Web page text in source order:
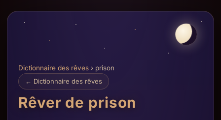
Dictionnaire des rêves › prison
← Dictionnaire des rêves
Rêver de prison